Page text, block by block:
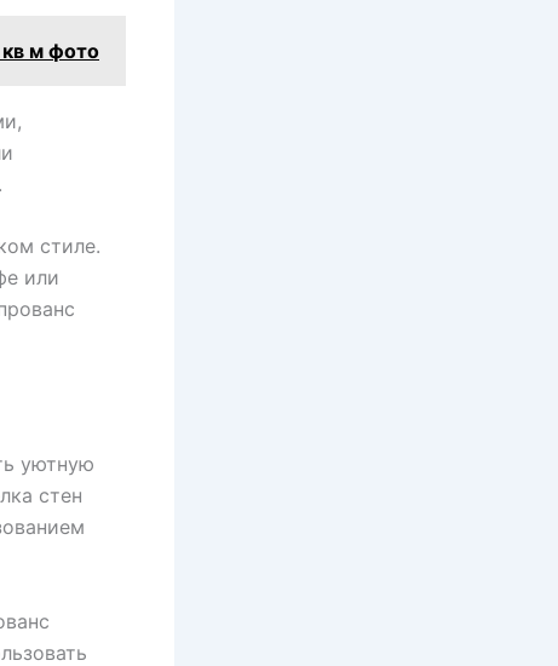
м фото
стиле.
или
уютную
стен